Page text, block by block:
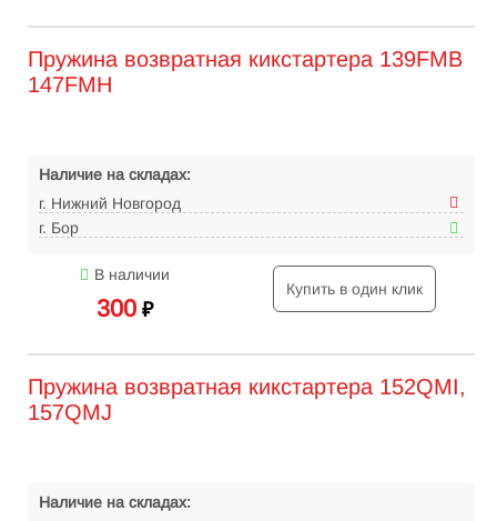
Пружина возвратная кикстартера 139FMB
147FMH
Наличие на складах:
г. Нижний Новгород
г. Бор
В наличии
300 ₽
Купить в один клик
Пружина возвратная кикстартера 152QMI,
157QMJ
Наличие на складах: